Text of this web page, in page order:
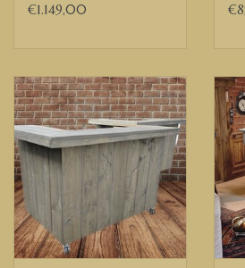
€1.149,00